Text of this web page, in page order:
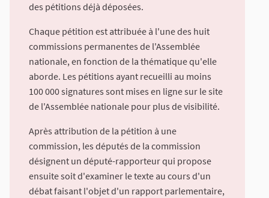
des pétitions déjà déposées.
Chaque pétition est attribuée à l'une des huit
commissions permanentes de l'Assemblée
nationale, en fonction de la thématique qu'elle
aborde. Les pétitions ayant recueilli au moins
100 000 signatures sont mises en ligne sur le site
de l'Assemblée nationale pour plus de visibilité.
Après attribution de la pétition à une
commission, les députés de la commission
désignent un député-rapporteur qui propose
ensuite soit d'examiner le texte au cours d'un
débat faisant l'objet d'un rapport parlementaire,